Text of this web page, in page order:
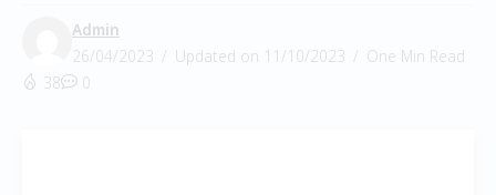
Admin
26/04/2023
Updated on 11/10/2023
One Min Read
38
0